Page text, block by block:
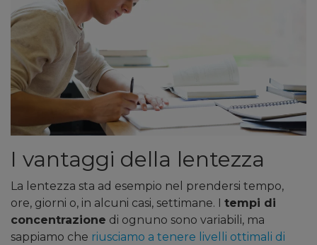
I vantaggi della lentezza
La lentezza sta ad esempio nel prendersi tempo,
ore, giorni o, in alcuni casi, settimane. I tempi di
concentrazione di ognuno sono variabili, ma
sappiamo che riusciamo a tenere livelli ottimali di